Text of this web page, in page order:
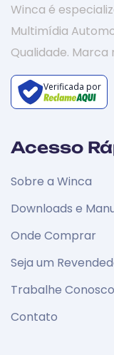
Winca é
Multimídia
Qualidade. Marca
Verificada por
Acesso
Sobre a Winca
Downloads e
Onde Comprar
Seja um
Trabalhe Conosco
Contato